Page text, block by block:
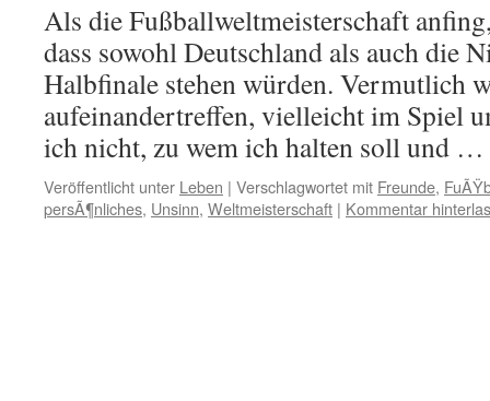
Als die Fußballweltmeisterschaft
dass sowohl Deutschland als auch die
Halbfinale stehen würden. Vermutlich
aufeinandertreffen, vielleicht im Spiel
ich nicht, zu wem ich halten soll und …
Veröffentlicht unter Leben | Verschlagwortet mit Freunde,
persÃ¶nliches, Unsinn, Weltmeisterschaft | Kommentar